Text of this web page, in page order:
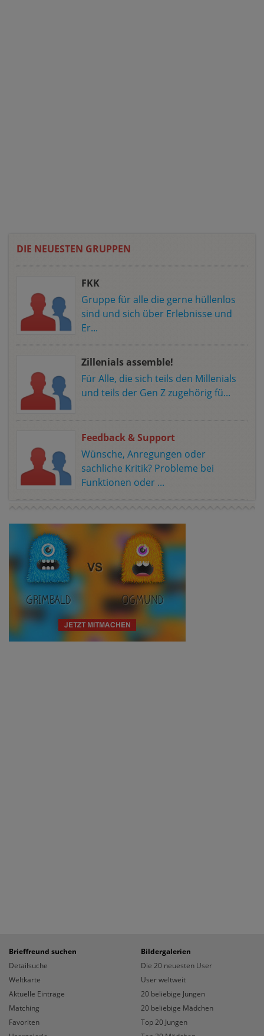
DIE NEUESTEN GRUPPEN
FKK
Gruppe für alle die gerne hüllenlos
sind und sich über Erlebnisse und
Er...
Zillenials assemble!
Für Alle, die sich teils den Millenials
und teils der Gen Z zugehörig fü...
Feedback & Support
Wünsche, Anregungen oder
sachliche Kritik? Probleme bei
Funktionen oder ...
Brieffreund suchen
Detailsuche
Weltkarte
Aktuelle Einträge
Matching
Favoriten
Bildergalerien
Die 20 neuesten User
User weltweit
20 beliebige Jungen
20 beliebige Mädchen
Top 20 Jungen